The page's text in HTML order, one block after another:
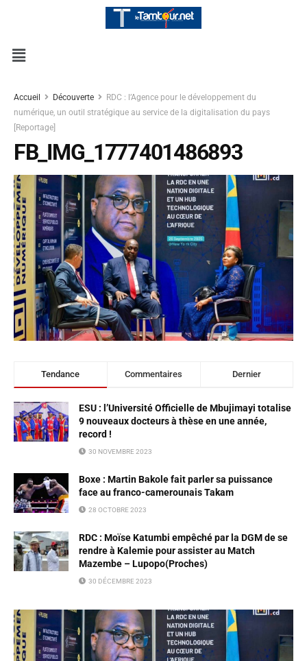
Accueil Découverte
RDC : l’Agence pour le développement du
numérique, un outil stratégique au service de la digitalisation du pays
[Reportage]
FB_IMG_1777401486893
Tendance Commentaires Dernier
ESU : l’Université Officielle de Mbujimayi totalise
9 nouveaux docteurs à thèse en une année,
record !
30 NOVEMBRE 2023
Boxe : Martin Bakole fait parler sa puissance
face au franco-camerounais Takam
28 OCTOBRE 2023
RDC : Moïse Katumbi empêché par la DGM de se
rendre à Kalemie pour assister au Match
Mazembe – Lupopo(Proches)
30 DÉCEMBRE 2023